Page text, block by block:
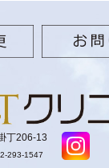
丁206-13
293-1547